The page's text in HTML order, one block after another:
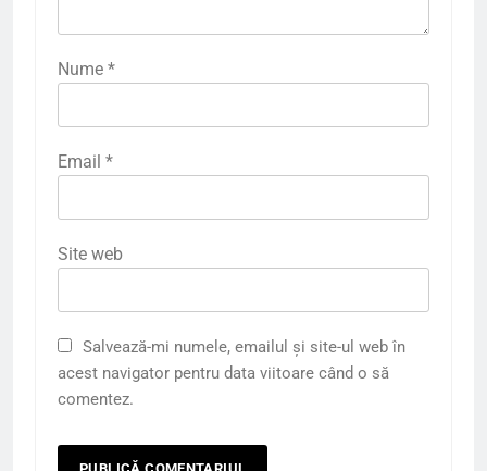
Nume *
Email *
Site web
Salvează-mi numele, emailul și site-ul web în
acest navigator pentru data viitoare când o să
comentez.